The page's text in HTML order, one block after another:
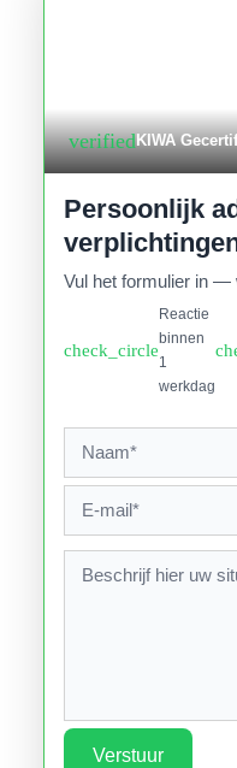
verifiedKIWA
Persoonlijk
Vul het formulier in —
check_circle
Reactie
binnen
1
werkdag
Verstuur